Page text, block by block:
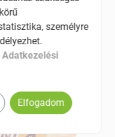
-9%
személyre
Adatkezelési
Elfogadom